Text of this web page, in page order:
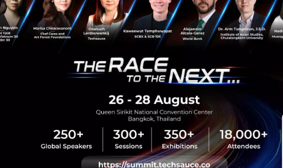
Techsauce Services
Privacy Policy
ส่งบทความ
Techsauce Global Summit
Digital Transformation
E-Commerce
Startup
Technology